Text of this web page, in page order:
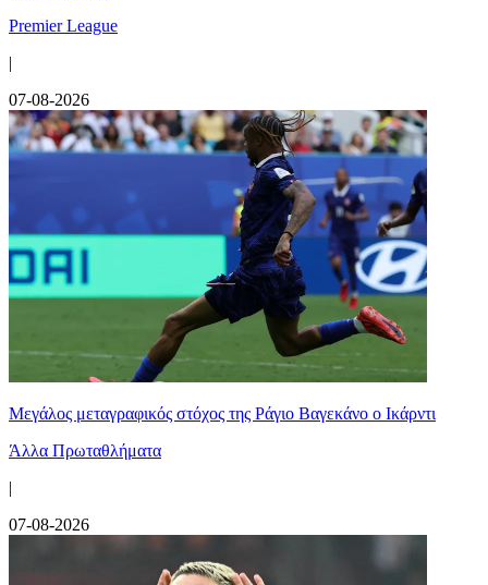
Premier League
|
07-08-2026
Μεγάλος μεταγραφικός στόχος της Ράγιο Βαγεκάνο ο Ικάρντι
Άλλα Πρωταθλήματα
|
07-08-2026